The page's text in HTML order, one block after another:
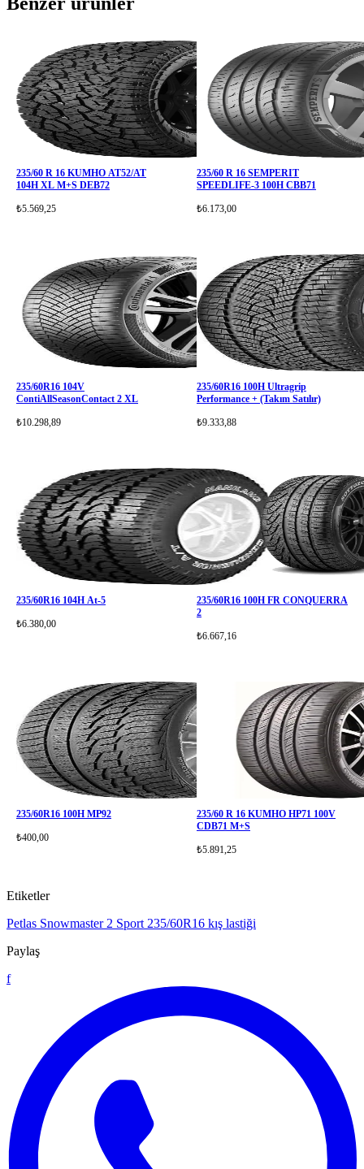
235/60 R 16 KUMHO AT52/AT
104H XL M+S DEB72
₺5.569,25
235/60 R 16 SEMPERIT
SPEEDLIFE-3 100H CBB71
₺6.173,00
235/60R16 104V
ContiAllSeasonContact 2 XL
₺10.298,89
235/60R16 100H Ultragrip
Performance + (Takım Satılır)
₺9.333,88
235/60R16 104H At-5
₺6.380,00
235/60R16 100H FR CONQUERRA
2
₺6.667,16
235/60R16 100H MP92
₺400,00
235/60 R 16 KUMHO HP71 100V
CDB71 M+S
₺5.891,25
Etiketler
Petlas Snowmaster 2 Sport 235/60R16 kış lastiği
Paylaş
f